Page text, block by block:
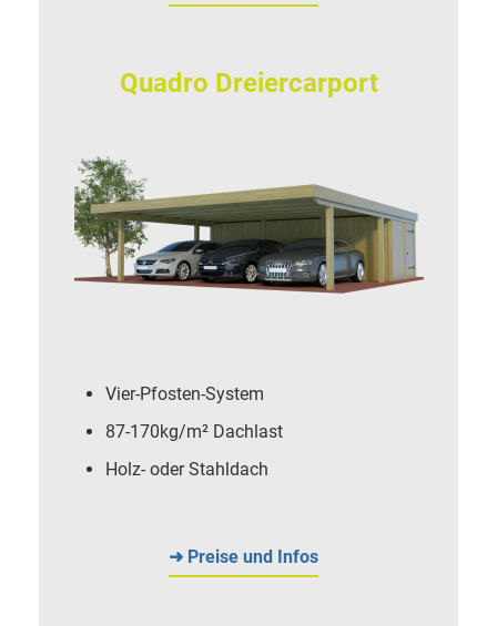
Quadro Dreiercarport
Vier-Pfosten-System
87-170kg/m² Dachlast
Holz- oder Stahldach
➜ Preise und Infos